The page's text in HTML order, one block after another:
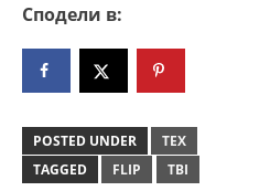
Сподели в:
POSTED UNDER
ТЕХ
TAGGED
FLIP TBI